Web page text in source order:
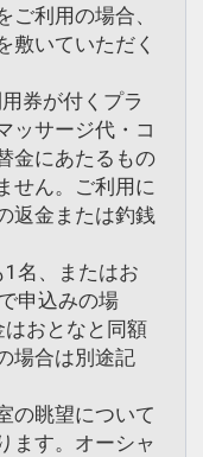
ご利用の場合、
敷いていただく
券が付くプラ
ッサージ代・コ
金にあたるもの
せん。ご利用に
返金または釣銭
1名、またはお
申込みの場
おとなと同額
場合は別途記
の眺望について
ます。オーシャ